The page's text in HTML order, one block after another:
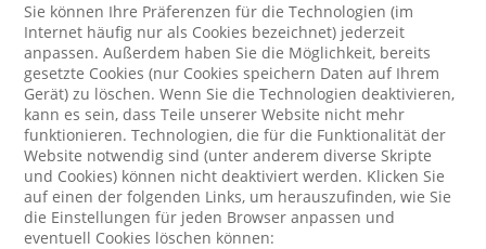
Sie können Ihre Präferenzen für die Technologien (im
Internet häufig nur als Cookies bezeichnet) jederzeit
anpassen. Außerdem haben Sie die Möglichkeit, bereits
gesetzte Cookies (nur Cookies speichern Daten auf Ihrem
Gerät) zu löschen. Wenn Sie die Technologien deaktivieren,
kann es sein, dass Teile unserer Website nicht mehr
funktionieren. Technologien, die für die Funktionalität der
Website notwendig sind (unter anderem diverse Skripte
und Cookies) können nicht deaktiviert werden. Klicken Sie
auf einen der folgenden Links, um herauszufinden, wie Sie
die Einstellungen für jeden Browser anpassen und
eventuell Cookies löschen können: